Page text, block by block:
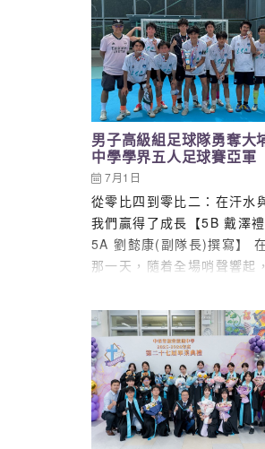
男子高級組足球隊勇奪大
中學學界五人足球賽亞軍
7月1日
從零比四到零比二：在汗水
我們贏得了成長【5B 戴澤
5A 劉懿康(副隊長)撰寫】
那一天，隨着全場哨聲響起
軒，最終奪得了本次五人足
軍。 回望這個學年，我們的
充滿了高低起伏。在早前的
事中，我們遺憾地止步於八
沙場飲恨，沒有擊倒我們，
最催淚的清醒劑。隨後，我
鼓，將所有的目光、汗水與